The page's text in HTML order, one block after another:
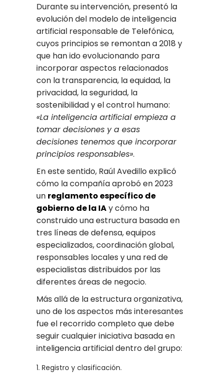
Durante su intervención, presentó la
evolución del modelo de inteligencia
artificial responsable de Telefónica,
cuyos principios se remontan a 2018 y
que han ido evolucionando para
incorporar aspectos relacionados
con la transparencia, la equidad, la
privacidad, la seguridad, la
sostenibilidad y el control humano:
«La inteligencia artificial empieza a
tomar decisiones y a esas
decisiones tenemos que incorporar
principios responsables».
En este sentido, Raúl Avedillo explicó
cómo la compañía aprobó en 2023
un reglamento específico de
gobierno de la IAy cómo ha
construido una estructura basada en
tres líneas de defensa, equipos
especializados, coordinación global,
responsables locales y una red de
especialistas distribuidos por las
diferentes áreas de negocio.
Más allá de la estructura organizativa,
uno de los aspectos más interesantes
fue el recorrido completo que debe
seguir cualquier iniciativa basada en
inteligencia artificial dentro del grupo:
Registro y clasificación.